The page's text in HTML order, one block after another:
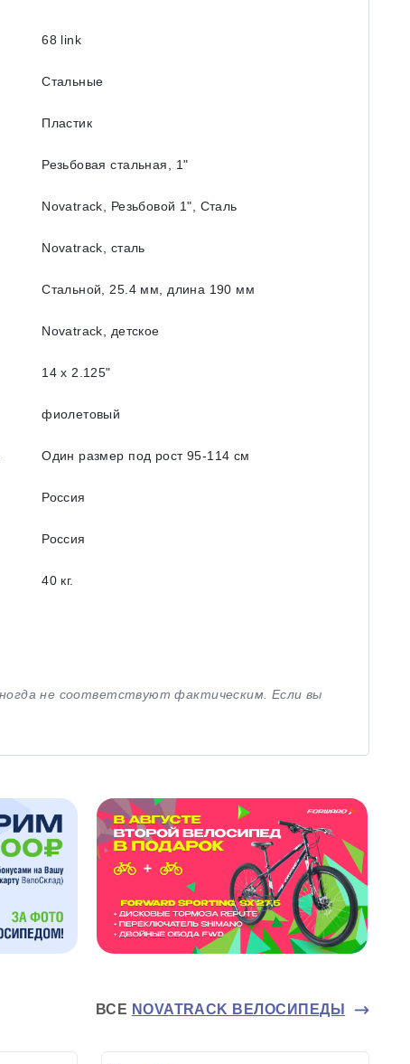
68 link
Стальные
Пластик
Резьбовая стальная, 1ʺ
Novatrack, Резьбовой 1ʺ, Сталь
Novatrack, сталь
Стальной, 25.4 мм, длина 190 мм
Novatrack, детское
14 х 2.125ʺ
фиолетовый
Один размер под рост 95-114 см
Россия
Россия
40 кг.
не соответствуют фактическим. Если вы
ВСЕ NOVATRACK ВЕЛОСИПЕДЫ